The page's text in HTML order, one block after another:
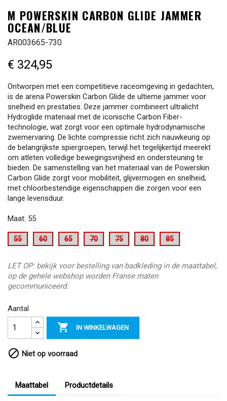
M POWERSKIN CARBON GLIDE JAMMER
OCEAN/BLUE
AR003665-730
€ 324,95
Ontworpen met een competitieve raceomgeving in gedachten,
is de arena Powerskin Carbon Glide de ultieme jammer voor
snelheid en prestaties. Deze jammer combineert ultralicht
Hydroglide materiaal met de iconische Carbon Fiber-
technologie, wat zorgt voor een optimale hydrodynamische
zwemervaring. De lichte compressie richt zich nauwkeurig op
de belangrijkste spiergroepen, terwijl het tegelijkertijd meerekt
om atleten volledige bewegingsvrijheid en ondersteuning te
bieden. De samenstelling van het materiaal van de Powerskin
Carbon Glide zorgt voor mobiliteit, glijvermogen en snelheid,
met chloorbestendige eigenschappen die zorgen voor een
lange levensduur.
Maat: 55
55 60 65 70 75 80 85
LET OP: bekijk voor bestelling van badkleding in de maattabel,
op de gehele webshop worden Franse maten
gecommuniceerd.
Aantal
 IN WINKELWAGEN
 Niet op voorraad
Maattabel Productdetails